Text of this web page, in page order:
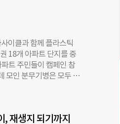
그램은 ▲홍수로 마을에
환경 비료 사용해 나무
성됐다. 굿네이버스는
에서 굿네이버스 계정
를 증정한다. 제페토 개
등을 올리면 추첨을 통
네이버스 세계시민교
이클과 함께 플라스틱
18개 아파트 단지를 중
트 주민들이 캠페인 참
모인 분무기병은 모두 재
활용하는데 어려움이
, 재생지 되기까지